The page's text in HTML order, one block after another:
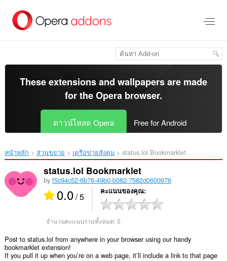
These extensions and wallpapers are made
for theOpera browser.
ดาวน์โหลด Opera Free for Android
หน้าหลัก ส่วนขยาย เครือข่ายสังคม status.lol Bookmarklet‎
status.lol Bookmarklet
by f5c94c52-6b76-49b0-b082-7582d0600976
0.0/ 5 คะแนนของคุณ
จำนวนคะแนนรวมทั้งหมด:0
Post to status.lol from anywhere in your browser using our handy
bookmarklet extension!
If you pull it up when you’re on a web page, it’ll include a link to that page